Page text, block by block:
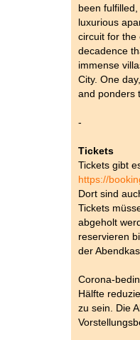
been
luxurious
circuit for the
decadence
immense
City. One
and ponders
-
Tickets
Tickets gibt
https://
Dort sind
Tickets
abgeholt
reservieren
der
Corona-
Hälfte
zu sein. Die